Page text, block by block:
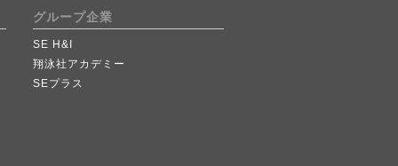
グループ企業
SE H&I
翔泳社アカデミー
SEプラス